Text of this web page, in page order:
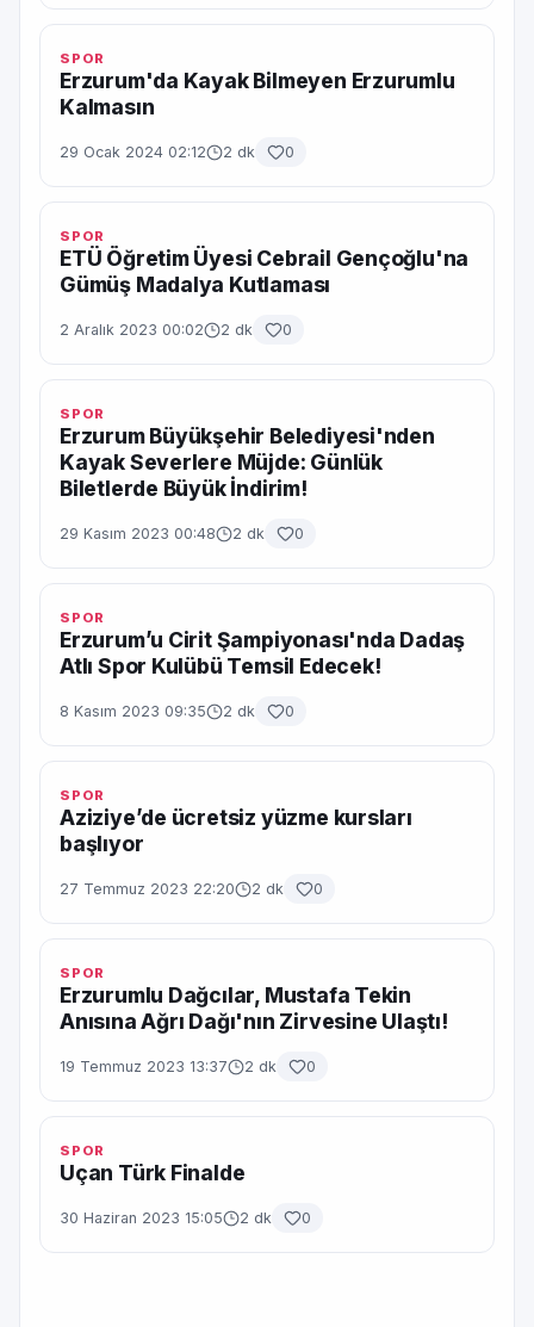
SPOR
Erzurum'da Kayak Bilmeyen Erzurumlu
Kalmasın
29 Ocak 2024 02:12 2 dk 0
SPOR
ETÜ Öğretim Üyesi Cebrail Gençoğlu'na
Gümüş Madalya Kutlaması
2 Aralık 2023 00:02 2 dk 0
SPOR
Erzurum Büyükşehir Belediyesi'nden
Kayak Severlere Müjde: Günlük
Biletlerde Büyük İndirim!
29 Kasım 2023 00:48 2 dk 0
SPOR
Erzurum’u Cirit Şampiyonası'nda Dadaş
Atlı Spor Kulübü Temsil Edecek!
8 Kasım 2023 09:35 2 dk 0
SPOR
Aziziye’de ücretsiz yüzme kursları
başlıyor
27 Temmuz 2023 22:20 2 dk 0
SPOR
Erzurumlu Dağcılar, Mustafa Tekin
Anısına Ağrı Dağı'nın Zirvesine Ulaştı!
19 Temmuz 2023 13:37 2 dk 0
SPOR
Uçan Türk Finalde
30 Haziran 2023 15:05 2 dk 0